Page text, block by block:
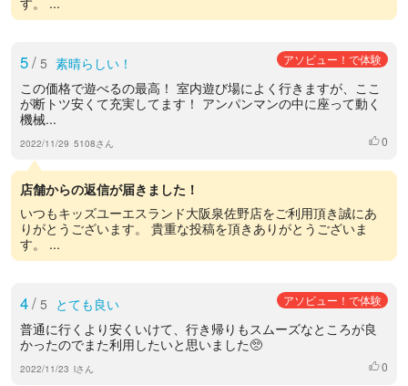
5/ 5 素晴らしい！ アソビュー！で体験
この価格で遊べるの最高！ 室内遊び場によく行きますが、ここ
が断トツ安くて充実してます！ アンパンマンの中に座って動く
機械...
2022/11/29 5108さん いいね
0
店舗からの返信が届きました！
いつもキッズユーエスランド大阪泉佐野店をご利用頂き誠にあ
りがとうございます。 貴重な投稿を頂きありがとうございま
す。 ...
4/ 5 とても良い アソビュー！で体験
普通に行くより安くいけて、行き帰りもスムーズなところが良
かったのでまた利用したいと思いました🥺
2022/11/23 iさん いいね
0